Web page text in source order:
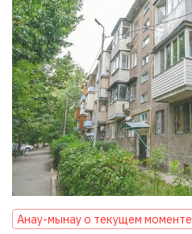
Анау-мынау о текущем моменте